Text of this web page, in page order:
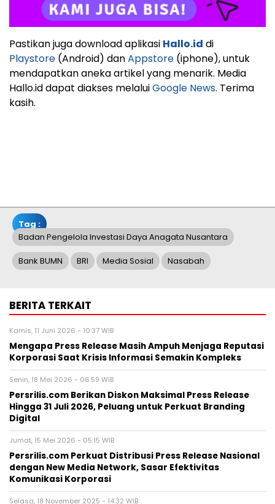
Pastikan juga download aplikasi Hallo.id di
Playstore (Android) danAppstore (iphone), untuk
mendapatkan aneka artikel yang menarik. Media
Hallo.id dapat diakses melaluiGoogle News. Terima
kasih.
Tag :
Badan Pengelola Investasi Daya Anagata Nusantara
Bank BUMN BRI Media Sosial Nasabah
BERITA TERKAIT
Kamis, 11 Juni 2026 - 10:37 WIB
Mengapa Press Release Masih Ampuh Menjaga Reputasi
Korporasi Saat Krisis Informasi Semakin Kompleks
Senin, 18 Mei 2026 - 06:59 WIB
Persrilis.com Berikan Diskon Maksimal Press Release
Hingga 31 Juli 2026, Peluang untuk Perkuat Branding
Digital
Jumat, 15 Mei 2026 - 05:15 WIB
Persrilis.com Perkuat Distribusi Press Release Nasional
dengan New Media Network, Sasar Efektivitas
Komunikasi Korporasi
Selasa, 18 November 2025 - 14:32 WIB